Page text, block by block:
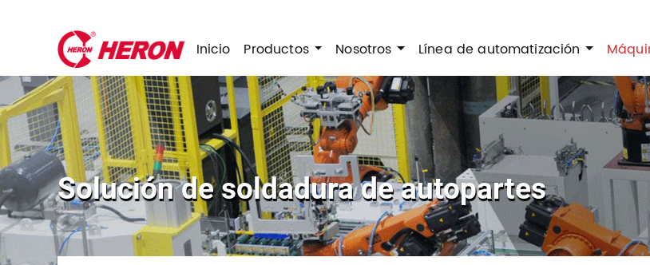
Inicio Productos Nosotros Línea de automatización
Solución de soldadura de autopartes